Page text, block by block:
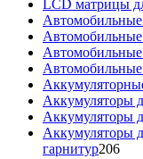
LCD матрицы
Автомобильные
Автомобильные
Автомобильные
Аккумуляторы
Аккумуляторы
Аккумуляторы
гарнитур206206